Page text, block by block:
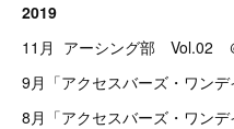
2019
11月 アーシング部 Vol.02
9月「アクセスバーズ・ワン
8月「アクセスバーズ・ワン